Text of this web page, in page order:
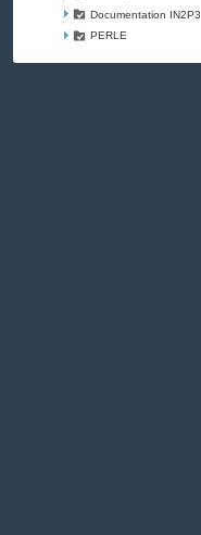
Documentation IN2P3
PERLE